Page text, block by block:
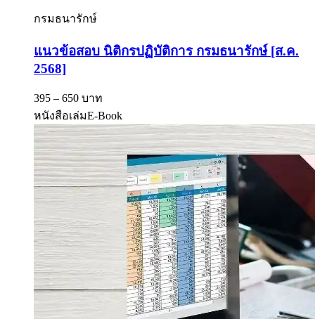
กรมธนารักษ์
แนวข้อสอบ นิติกรปฏิบัติการ กรมธนารักษ์ [ส.ค.
2568]
395 – 650 บาท
หนังสือเล่มE-Book